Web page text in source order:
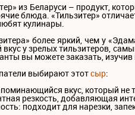
из Беларуси – продукт,
блюда. «Тильзитер»
кулинары.
более яркий, чем у
у зрелых тильзитеров,
вы можете заказать,
выбирают этотсыр:
вкус, который не
резкость, добавляющая
подходит для нарезки,